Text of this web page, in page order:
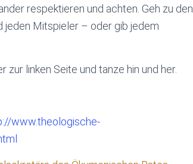
respektieren und achten. Geh zu den
jeden Mitspieler – oder gib jedem
linken Seite und tanze hin und her.
www.theologische-